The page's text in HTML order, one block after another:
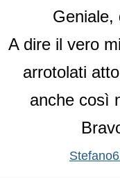
Geniale,
A dire il vero
arrotolati
anche così